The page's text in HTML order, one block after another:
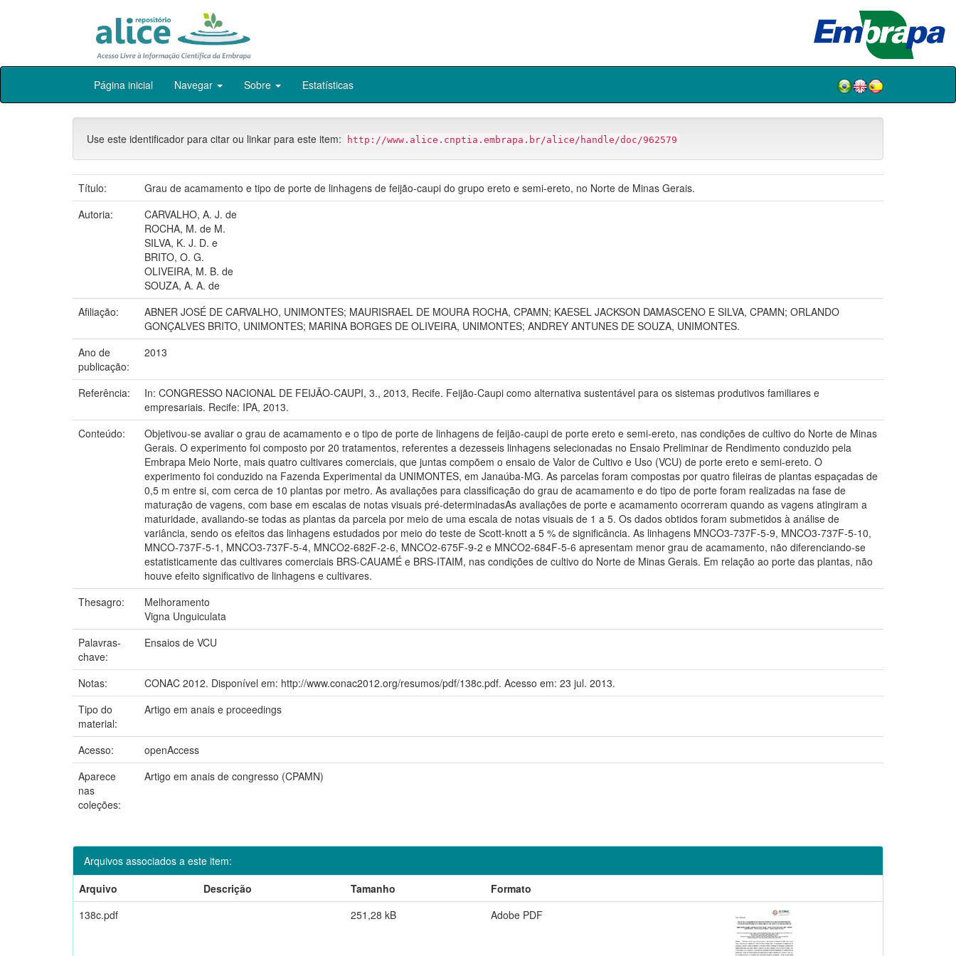
Skip
Página inicial Navegar Sobre Estatísticas
Use este identificador para citar ou linkar para este item: http://www.alice.cnptia.embrapa.br/alice/handle/doc/962579
Título:
Grau de acamamento e tipo de porte de linhagens de feijão-caupi do grupo ereto e semi-ereto, no Norte de Minas Gerais.
Autoria:
CARVALHO, A. J. de
ROCHA, M. de M.
SILVA, K. J. D. e
BRITO, O. G.
OLIVEIRA, M. B. de
SOUZA, A. A. de
Afiliação:
ABNER JOSÉ DE CARVALHO, UNIMONTES; MAURISRAEL DE MOURA ROCHA, CPAMN; KAESEL JACKSON DAMASCENO E SILVA, CPAMN; ORLANDO
GONÇALVES BRITO, UNIMONTES; MARINA BORGES DE OLIVEIRA, UNIMONTES; ANDREY ANTUNES DE SOUZA, UNIMONTES.
Ano de
publicação:
2013
Referência:
In: CONGRESSO NACIONAL DE FEIJÃO-CAUPI, 3., 2013, Recife. Feijão-Caupi como alternativa sustentável para os sistemas produtivos familiares e
empresariais. Recife: IPA, 2013.
Conteúdo:
Objetivou-se avaliar o grau de acamamento e o tipo de porte de linhagens de feijão-caupi de porte ereto e semi-ereto, nas condições de cultivo do Norte de Minas
Gerais. O experimento foi composto por 20 tratamentos, referentes a dezesseis linhagens selecionadas no Ensaio Preliminar de Rendimento conduzido pela
Embrapa Meio Norte, mais quatro cultivares comerciais, que juntas compõem o ensaio de Valor de Cultivo e Uso (VCU) de porte ereto e semi-ereto. O
experimento foi conduzido na Fazenda Experimental da UNIMONTES, em Janaúba-MG. As parcelas foram compostas por quatro fileiras de plantas espaçadas de
0,5 m entre si, com cerca de 10 plantas por metro. As avaliações para classificação do grau de acamamento e do tipo de porte foram realizadas na fase de
maturação de vagens, com base em escalas de notas visuais pré-determinadasAs avaliações de porte e acamamento ocorreram quando as vagens atingiram a
maturidade, avaliando-se todas as plantas da parcela por meio de uma escala de notas visuais de 1 a 5. Os dados obtidos foram submetidos à análise de
variância, sendo os efeitos das linhagens estudados por meio do teste de Scott-knott a 5 % de significância. As linhagens MNCO3-737F-5-9, MNCO3-737F-5-10,
MNCO-737F-5-1, MNCO3-737F-5-4, MNCO2-682F-2-6, MNCO2-675F-9-2 e MNCO2-684F-5-6 apresentam menor grau de acamamento, não diferenciando-se
estatisticamente das cultivares comerciais BRS-CAUAMÉ e BRS-ITAIM, nas condições de cultivo do Norte de Minas Gerais. Em relação ao porte das plantas, não
houve efeito significativo de linhagens e cultivares.
Thesagro:
Melhoramento
Vigna Unguiculata
Palavras-
chave:
Ensaios de VCU
Notas:
CONAC 2012. Disponível em: http://www.conac2012.org/resumos/pdf/138c.pdf. Acesso em: 23 jul. 2013.
Tipo do
material:
Artigo em anais e proceedings
Acesso:
openAccess
Aparece
nas
coleções:
Artigo em anais de congresso (CPAMN)
Arquivos associados a este item:
Arquivo
Descrição Tamanho
Formato
138c.pdf
251,28 kB Adobe PDF